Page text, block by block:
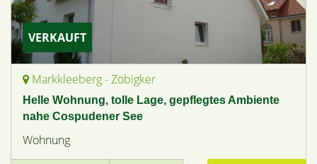
VERKAUFT
Markkleeberg - Zöbigker
Helle Wohnung, tolle Lage, gepflegtes Ambiente
nahe Cospudener See
Wohnung